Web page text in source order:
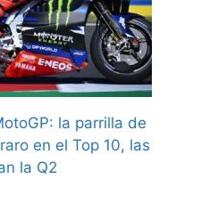
la parrilla de
en el Top 10, las
la Q2